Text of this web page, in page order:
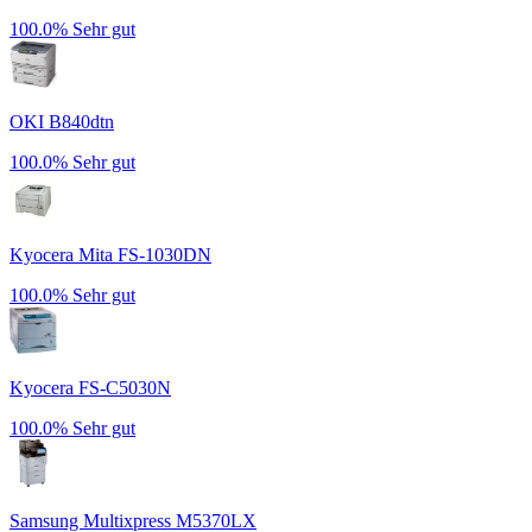
100.0% Sehr gut
OKI B840dtn
100.0% Sehr gut
Kyocera Mita FS-1030DN
100.0% Sehr gut
Kyocera FS-C5030N
100.0% Sehr gut
Samsung Multixpress M5370LX